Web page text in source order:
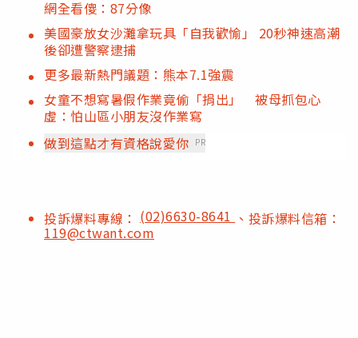
網全看傻：87分像
美國豪放女沙灘拿玩具「自我歡愉」 20秒神速高潮
後卻遭警察逮捕
更多最新熱門議題：熊本7.1強震
女童不想寫暑假作業竟偷「捐出」 被母抓包心
虛：怕山區小朋友沒作業寫
做到這點才有資格說愛你 PR
投訴爆料專線： (02)6630-8641 、投訴爆料信箱：
119@ctwant.com